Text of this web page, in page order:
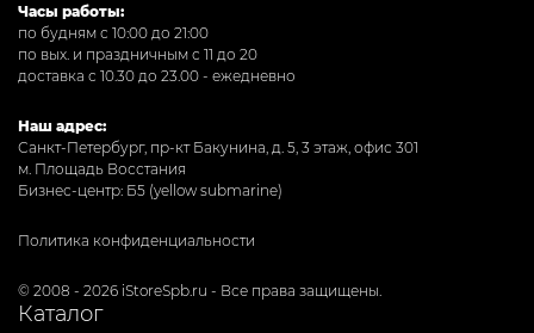
Часы работы:
по будням с 10:00 до 21:00
по вых. и праздничным с 11 до 20
доставка с 10.30 до 23.00 - ежедневно
Наш адрес:
Санкт-Петербург, пр-кт Бакунина, д. 5, 3 этаж, офис 301
м. Площадь Восстания
Бизнес-центр: Б5 (yellow submarine)
Политика конфиденциальности
© 2008 - 2026 iStoreSpb.ru - Все права защищены.
Каталог